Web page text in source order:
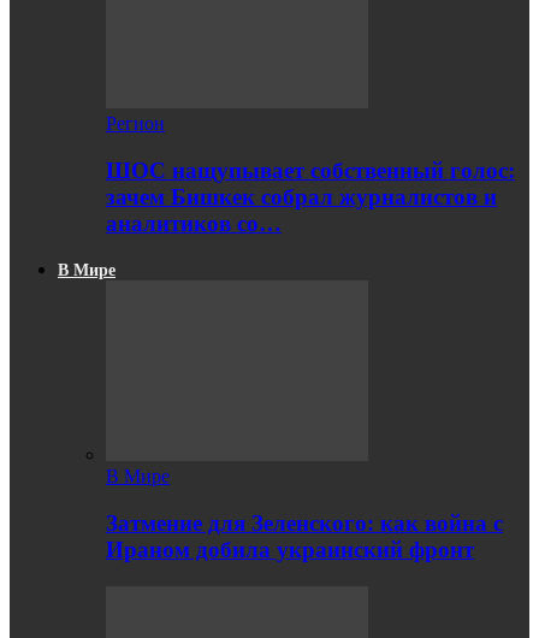
Регион
ШОС нащупывает собственный голос:
зачем Бишкек собрал журналистов и
аналитиков со…
В Мире
В Мире
Затмение для Зеленского: как война с
Ираном добила украинский фронт